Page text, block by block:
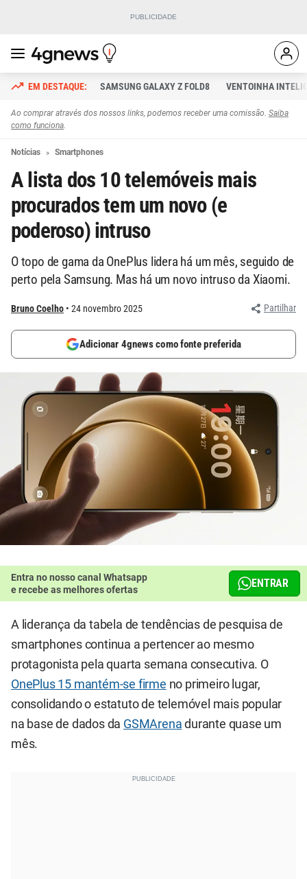
SAMSUNG GALAXY Z FOLD8 VENTOINHA
Ao comprar através dos nossos links, podemos receber uma comissão. Saiba
como funciona.
Notícias Smartphones
A lista dos 10 telemóveis mais
procurados tem um novo (e
poderoso) intruso
O topo de gama da OnePlus lidera há um mês, seguido de
perto pela Samsung. Mas há um novo intruso da Xiaomi.
Bruno Coelho 24 novembro 2025 Partilhar
Adicionar 4gnews como fonte preferida
Entra no nosso canal Whatsapp
e recebe as melhores ofertas
ENTRAR
A liderança da tabela de tendências de pesquisa de
smartphones continua a pertencer ao mesmo
protagonista pela quarta semana consecutiva. O
OnePlus 15 mantém-se firme no primeiro lugar,
consolidando o estatuto de telemóvel mais popular
na base de dados da GSMArena durante quase um
mês.